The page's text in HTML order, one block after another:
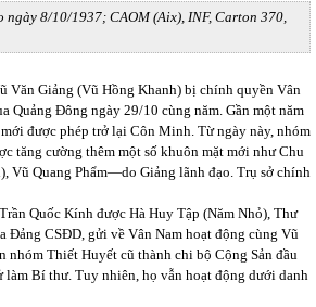
ngày 8/10/1937; CAOM (Aix), INF, Carton 370,
Văn Giảng (Vũ Hồng Khanh) bị chính quyền Vân
Quảng Đông ngày 29/10 cùng năm. Gần một năm
được phép trở lại Côn Minh. Từ ngày này, nhóm
tăng cường thêm một số khuôn mặt mới như Chu
Vũ Quang Phẩm—do Giảng lãnh đạo. Trụ sở chính
Quốc Kính được Hà Huy Tập (Năm Nhỏ), Thư
Đảng CSĐD, gửi về Vân Nam hoạt động cùng Vũ
nhóm Thiết Huyết cũ thành chi bộ Cộng Sản đầu
Bí thư. Tuy nhiên, họ vẫn hoạt động dưới danh